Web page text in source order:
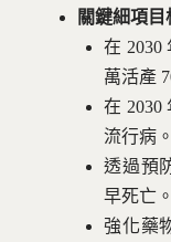
關鍵細項目
在 2030
萬活產
在 2030
流行病。
透過預
早死亡。
強化藥